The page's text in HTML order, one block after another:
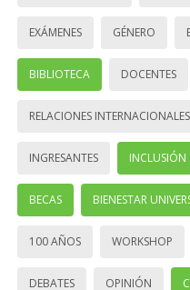
EXÁMENES GÉNERO
BIBLIOTECA DOCENTES
RELACIONES INTERNACIONALES
INGRESANTES INCLUSIÓN
BECAS BIENESTAR
100 AÑOS WORKSHOP
DEBATES OPINIÓN